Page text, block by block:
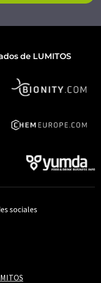
de LUMITOS
sociales